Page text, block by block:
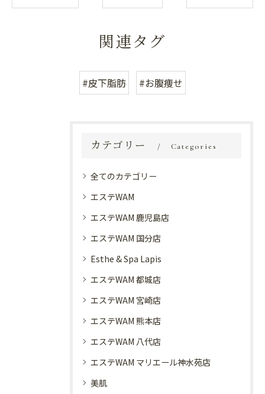
関連タグ
#皮下脂肪 #お腹痩せ
カテゴリー Categories
全てのカテゴリー
エステWAM
エステWAM 鹿児島店
エステWAM 国分店
Esthe & Spa Lapis
エステWAM 都城店
エステWAM 宮崎店
エステWAM 熊本店
エステWAM 八代店
エステWAM マリエール神水苑店
美肌